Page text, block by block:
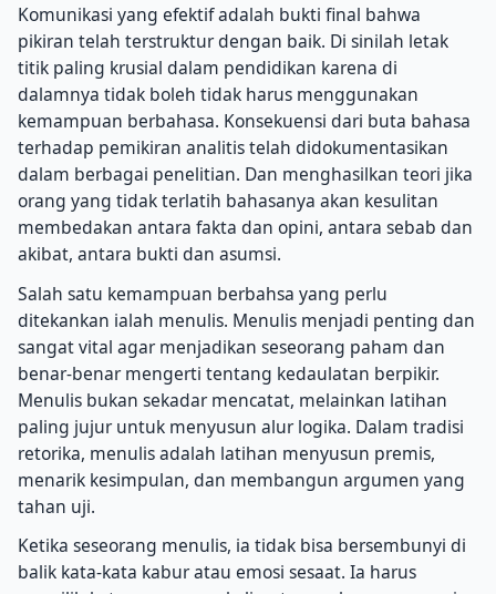
Komunikasi yang efektif adalah bukti final bahwa
pikiran telah terstruktur dengan baik. Di sinilah letak
titik paling krusial dalam pendidikan karena di
dalamnya tidak boleh tidak harus menggunakan
kemampuan berbahasa. Konsekuensi dari buta bahasa
terhadap pemikiran analitis telah didokumentasikan
dalam berbagai penelitian. Dan menghasilkan teori jika
orang yang tidak terlatih bahasanya akan kesulitan
membedakan antara fakta dan opini, antara sebab dan
akibat, antara bukti dan asumsi.
Salah satu kemampuan berbahsa yang perlu
ditekankan ialah menulis. Menulis menjadi penting dan
sangat vital agar menjadikan seseorang paham dan
benar-benar mengerti tentang kedaulatan berpikir.
Menulis bukan sekadar mencatat, melainkan latihan
paling jujur untuk menyusun alur logika. Dalam tradisi
retorika, menulis adalah latihan menyusun premis,
menarik kesimpulan, dan membangun argumen yang
tahan uji.
Ketika seseorang menulis, ia tidak bisa bersembunyi di
balik kata-kata kabur atau emosi sesaat. Ia harus